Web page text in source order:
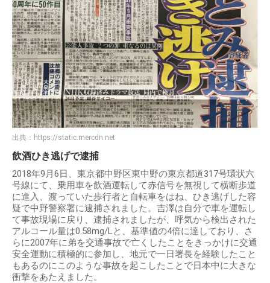
出典： https://static.mercdn.net
飲酒ひき逃げで逮捕
2018年9月6日、東京都中野区東中野の東京都道317号環状六
号線にて、乗用車を飲酒運転して赤信号を無視して横断歩道
に進入、渡っていた歩行者と自転車をはね、ひき逃げした容
疑で中野警察署に逮捕されました。吉澤は自分で車を運転し
て事故現場に戻り、逮捕されましたが、呼気から検出された
アルコール量は0.58mg/Lと、基準値の4倍に達しており、さ
らに2007年に弟を交通事故で亡くしたことをきっかけに交通
安全運動に積極的に参加し、地元で一日署長を経験したこと
もあるのにこのような事故を起こしたことで日本中に大きな
衝撃をあたえました。